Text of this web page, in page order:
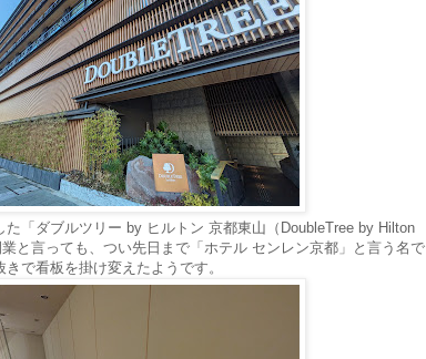
「ダブルツリー by ヒルトン 京都東山（DoubleTree by Hilton
と言っても、つい先日まで「ホテル センレン京都」と言う名で
で看板を掛け変えたようです。